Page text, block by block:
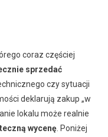
coraz częściej
sprzedać
czy sytuacji
deklarują zakup „w
lokalu może realnie
wycenę. Poniżej